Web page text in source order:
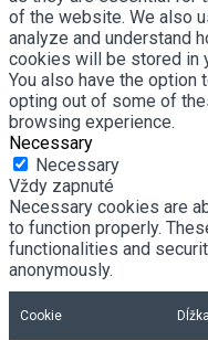
of the website. We also
analyze and understand
cookies will be stored in
You also have the
opting out of some of
browsing experience.
Necessary
Necessary
Vždy zapnuté
Necessary cookies are
to function properly.
functionalities and
anonymously.
Cookie